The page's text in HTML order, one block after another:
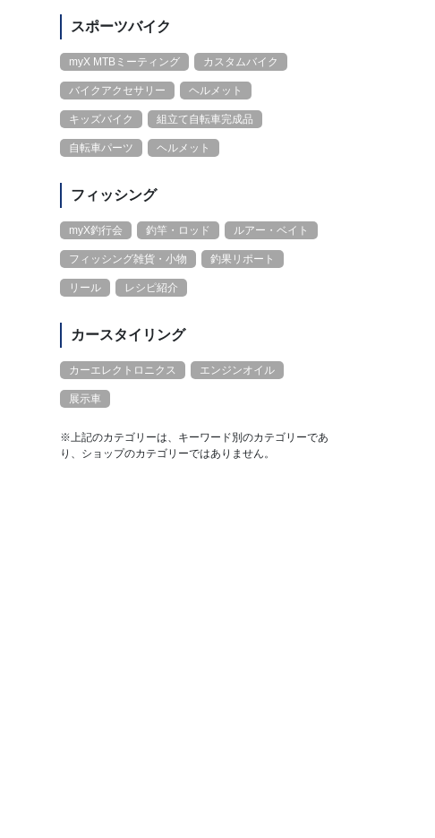
スポーツバイク
myX MTBミーティング カスタムバイク
バイクアクセサリー ヘルメット
キッズバイク 組立て自転車完成品
自転車パーツ ヘルメット
フィッシング
myX釣行会 釣竿・ロッド ルアー・ベイト
フィッシング雑貨・小物 釣果リポート
リール レシピ紹介
カースタイリング
カーエレクトロニクス エンジンオイル
展示車
※上記のカテゴリーは、キーワード別のカテゴリーであ
り、ショップのカテゴリーではありません。